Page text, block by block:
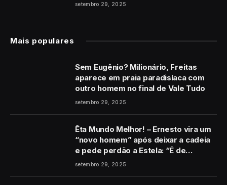
setembro 29, 2025
Mais populares
Sem Eugênio? Milionário, Freitas
aparece em praia paradisíaca com
outro homem no final de Vale Tudo
setembro 29, 2025
Êta Mundo Melhor! – Ernesto vira um
“novo homem” após deixar a cadeia
e pede perdão a Estela: “É de
coração”
setembro 29, 2025